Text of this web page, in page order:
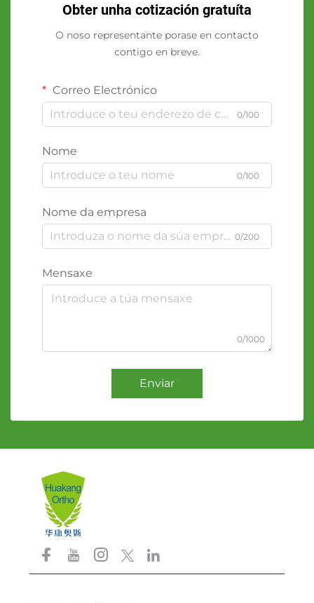
Obter unha cotización gratuíta
O noso representante porase en contacto
contigo en breve.
Correo Electrónico
0/100
Nome
0/100
Nome da empresa
0/200
Mensaxe
0/1000
Enviar